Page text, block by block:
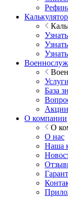
Калькулятор
База
Акции
О компании
О
О нас
Наша